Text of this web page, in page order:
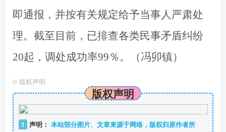
即通报，并按有关规定给予当事人严肃处
理。 截至目前，已排查各类民事矛盾纠纷
20起，调处成功率99％。（冯卯镇）
© 版权声明
版权声明
1 声明： 本站部分图片、文章来源于网络，版权归原作者所